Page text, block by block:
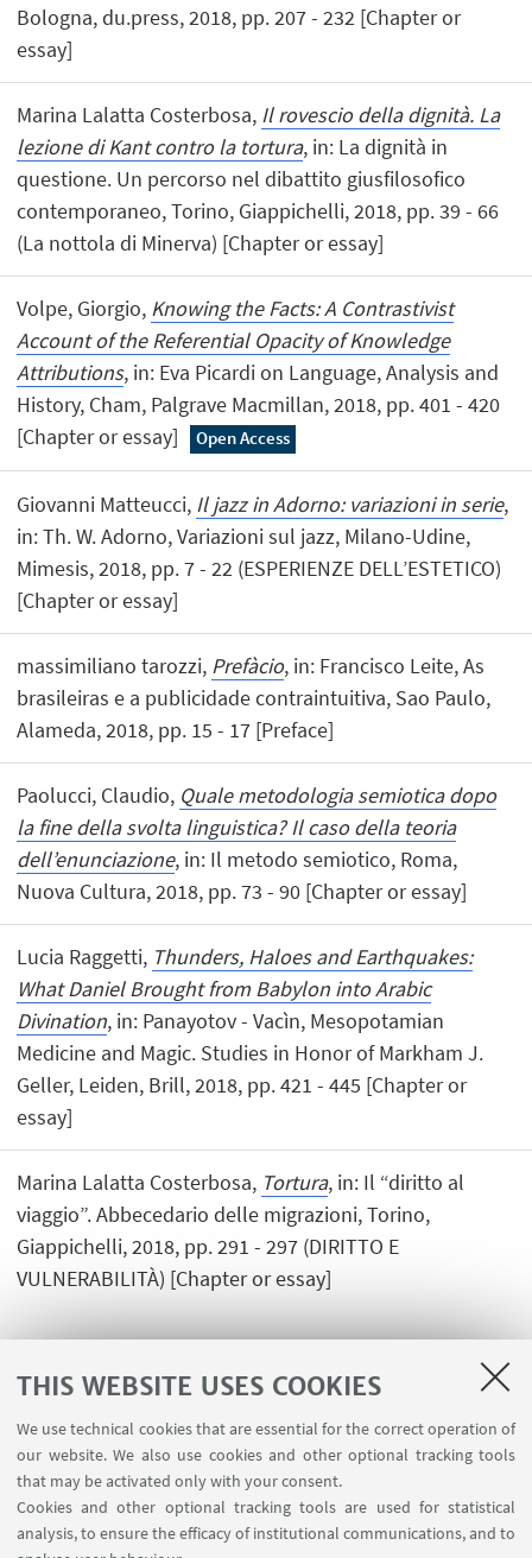
THIS WEBSITE USES COOKIES
We use technical cookies that are essential for the correct operation of
our website. We also use cookies and other optional tracking tools
that may be activated only with your consent.
Cookies and other optional tracking tools are used for statistical
analysis, to ensure the efficacy of institutional communications, and to
Bologna, du.press, 2018, pp. 207 - 232 [Chapter or
essay]
Marina Lalatta Costerbosa, Il rovescio della dignità. La
lezione di Kant contro la tortura, in: La dignità in
questione. Un percorso nel dibattito giusfilosofico
contemporaneo, Torino, Giappichelli, 2018, pp. 39 - 66
(La nottola di Minerva) [Chapter or essay]
Volpe, Giorgio, Knowing the Facts: A Contrastivist
Account of the Referential Opacity of Knowledge
Attributions, in: Eva Picardi on Language, Analysis and
History, Cham, Palgrave Macmillan, 2018, pp. 401 - 420
[Chapter or essay]
Open Access
Giovanni Matteucci, Il jazz in Adorno: variazioni in serie,
in: Th. W. Adorno, Variazioni sul jazz, Milano-Udine,
Mimesis, 2018, pp. 7 - 22 (ESPERIENZE DELL’ESTETICO)
[Chapter or essay]
massimiliano tarozzi, Prefàcio, in: Francisco Leite, As
brasileiras e a publicidade contraintuitiva, Sao Paulo,
Alameda, 2018, pp. 15 - 17 [Preface]
Paolucci, Claudio, Quale metodologia semiotica dopo
la fine della svolta linguistica? Il caso della teoria
dell’enunciazione, in: Il metodo semiotico, Roma,
Nuova Cultura, 2018, pp. 73 - 90 [Chapter or essay]
Lucia Raggetti, Thunders, Haloes and Earthquakes:
What Daniel Brought from Babylon into Arabic
Divination, in: Panayotov - Vacìn, Mesopotamian
Medicine and Magic. Studies in Honor of Markham J.
Geller, Leiden, Brill, 2018, pp. 421 - 445 [Chapter or
essay]
Marina Lalatta Costerbosa, Tortura, in: Il “diritto al
viaggio”. Abbecedario delle migrazioni, Torino,
Giappichelli, 2018, pp. 291 - 297 (DIRITTO E
VULNERABILITÀ) [Chapter or essay]
1 2 3 4
USEFUL LINKS